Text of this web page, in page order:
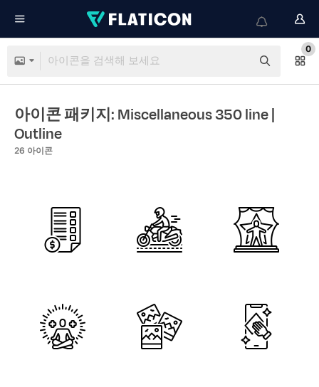
0
아이콘 패키지: Miscellaneous 350 line|
Outline
26 아이콘